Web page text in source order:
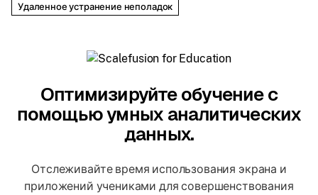
Удаленное устранение неполадок
Оптимизируйте обучение с
помощью умных аналитических
данных.
Отслеживайте время использования экрана и
приложений учениками для совершенствования